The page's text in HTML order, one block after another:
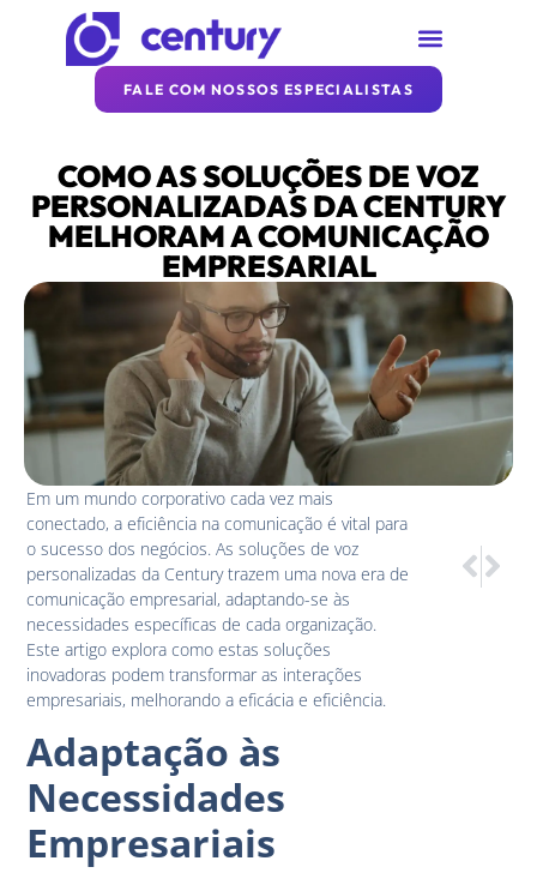
FALE COM NOSSOS ESPECIALISTAS
COMO AS SOLUÇÕES DE VOZ
PERSONALIZADAS DA CENTURY
MELHORAM A COMUNICAÇÃO
EMPRESARIAL
Em um mundo corporativo cada vez mais
conectado, a eficiência na comunicação é vital para
o sucesso dos negócios. As soluções de voz
personalizadas da Century trazem uma nova era de
comunicação empresarial, adaptando-se às
necessidades específicas de cada organização.
Este artigo explora como estas soluções
inovadoras podem transformar as interações
empresariais, melhorando a eficácia e eficiência.
Adaptação às
Necessidades
Empresariais
Voice
Alto e